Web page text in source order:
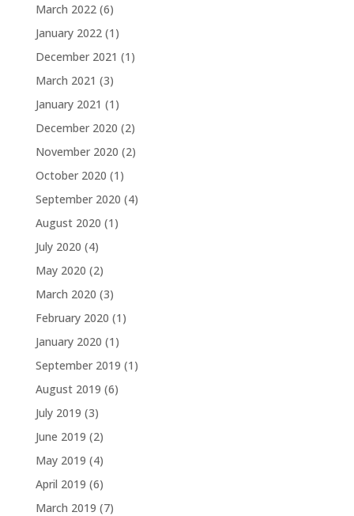
March 2022(6)
January 2022(1)
December 2021 (1)
March 2021 (3)
January 2021 (1)
December 2020 (2)
November 2020 (2)
October 2020 (1)
September 2020 (4)
August 2020 (1)
July 2020 (4)
May 2020 (2)
March 2020 (3)
February 2020 (1)
January 2020 (1)
September 2019 (1)
August 2019 (6)
July 2019 (3)
June 2019 (2)
May 2019 (4)
April 2019 (6)
March 2019 (7)